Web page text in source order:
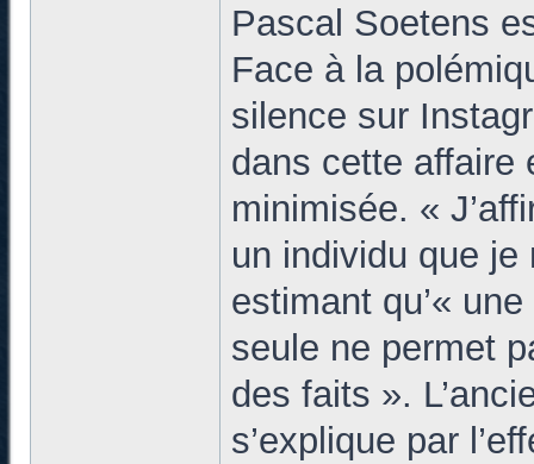
Pascal Soetens
Face à la
silence sur
dans cette affaire
minimisée. «
un individu que
estimant qu’«
seule ne permet
des faits ».
s’explique par